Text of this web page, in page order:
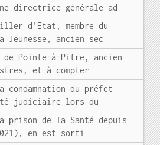
directrice générale ad
d'Etat, membre du
ancien sec
de Pointe-à-Pitre, ancien
et à compter
du préfet
judiciaire lors du
prison de la Santé depuis
en est sorti